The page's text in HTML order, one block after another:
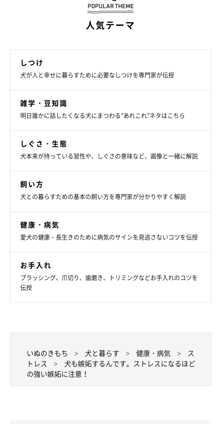
飼い主さんがしっかりとフォローすることが
人気テーマ
しつけ
犬が人と幸せに暮らすために必要なしつけを専門家が伝授
雑学・豆知識
明日誰かに話したくなる犬にまつわる”あれこれ”ネタはこちら
しぐさ・生態
犬本来が持っている習性や、しぐさの意味など、画像と一緒に解説
飼い方
犬との暮らすための基本の飼い方を専門家が分かりやすく解説
健康・病気
愛犬の健康・長生きのために病気のサインを見逃さないコツを伝授
お手入れ
ブラッシング、爪切り、歯磨き、トリミングなどお手入れのコツを
伝授
いぬのきもち 犬と暮らす 健康・病気
ス
トレス
犬も嫉妬するんです。ストレスになるほど
の強い嫉妬に注意！